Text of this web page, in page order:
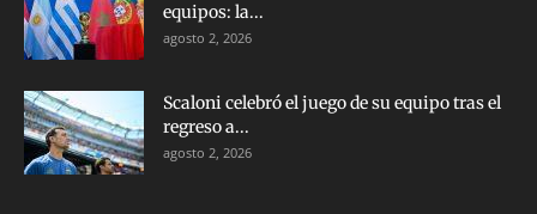
equipos: la...
agosto 2, 2026
Scaloni celebró el juego de su equipo tras el
regreso a...
agosto 2, 2026